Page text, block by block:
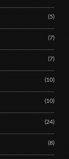
(5)
(7)
(7)
(10)
(10)
(24)
(8)